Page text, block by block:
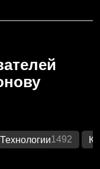
Технологии1492